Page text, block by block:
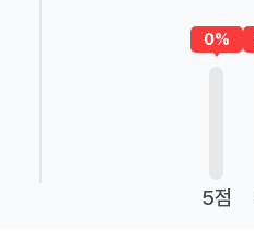
0%
5점